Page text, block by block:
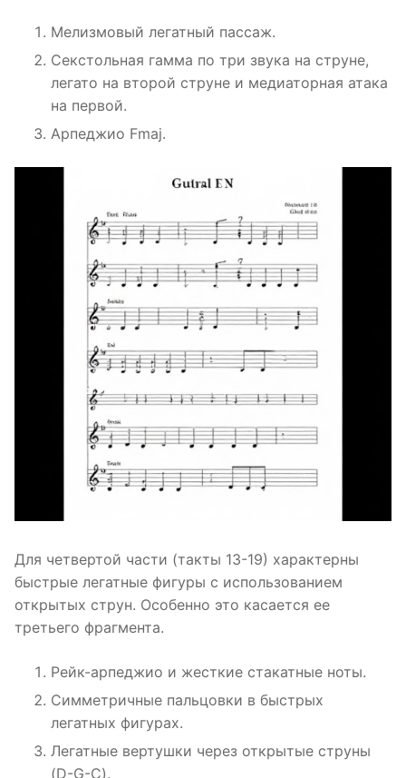
Мелизмовый легатный пассаж.
Секстольная гамма по три звука на струне,
легато на второй струне и медиаторная атака
на первой.
Арпеджио Fmaj.
Для четвертой части (такты 13-19) характерны
быстрые легатные фигуры с использованием
открытых струн. Особенно это касается ее
третьего фрагмента.
Рейк-арпеджио и жесткие стакатные ноты.
Симметричные пальцовки в быстрых
легатных фигурах.
Легатные вертушки через открытые струны
(D-G-C).